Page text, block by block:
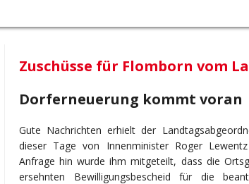
Zuschüsse für Flomborn vom
Dorferneuerung kommt voran
Gute Nachrichten erhielt der
dieser Tage von Innenminister Roger
Anfrage hin wurde ihm mitgeteilt, dass die
ersehnten Bewilligungsbescheid für die